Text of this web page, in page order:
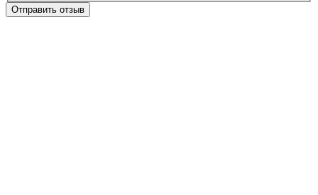
Отправить отзыв